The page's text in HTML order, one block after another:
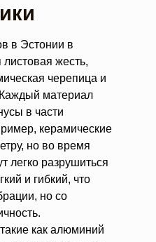
в Эстонии в
жесть,
черепица и
материал
в части
керамические
но во время
легко разрушиться
и гибкий, что
но со
как алюминий